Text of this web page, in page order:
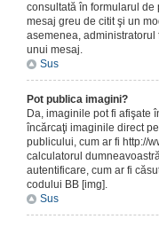
consultată în formularul de
mesaj greu de citit şi un
asemenea,
unui mesaj.
Sus
Pot publica imagini?
Da, imaginile pot fi afişate
încărcaţi imaginile direct
publicului, cum ar fi http://
calculatorul
autentificare, cum ar fi
codului BB [img].
Sus